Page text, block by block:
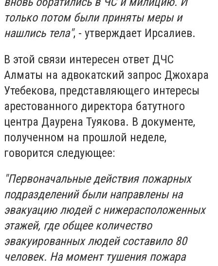
только потом были приняты меры и
нашлись тела", - утверждает Ирсалиев.
В этой связи интересен ответ ДЧС
Алматы на адвокатский запрос Джохара
Утебекова, представляющего интересы
арестованного директора батутного
центра Даурена Туякова. В документе,
полученном на прошлой неделе,
говорится следующее:
"Первоначальные действия пожарных
подразделений были направлены на
эвакуацию людей с нижерасположенных
этажей, где общее количество
эвакуированных людей составило 80
человек. На момент тушения пожара